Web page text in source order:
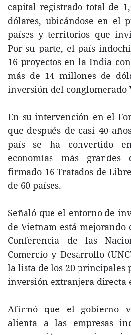
capital registrado total de
dólares, ubicándose en el
países y territorios que
Por su parte, el país
16 proyectos en la India
más de 14 millones de
inversión del conglomerado
En su intervención en el
que después de casi 40
país se ha convertido
economías más
firmado 16 Tratados de
de 60 países.
Señaló que el entorno de
de Vietnam está mejorando
Conferencia de las
Comercio y Desarrollo
la lista de los 20 principales
inversión extranjera directa
Afirmó que el gobierno
alienta a las empresas